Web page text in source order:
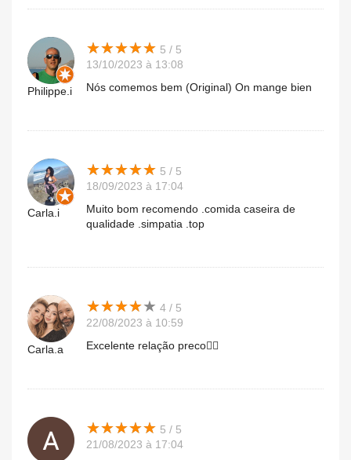
Philippe.i
★★★★★
★★★★★ 5 / 5
13/10/2023 à 13:08
Nós comemos bem (Original) On mange bien
Carla.i
★★★★★
★★★★★ 5 / 5
18/09/2023 à 17:04
Muito bom recomendo .comida caseira de
qualidade .simpatia .top
Carla.a
★★★★★
★★★★★ 4 / 5
22/08/2023 à 10:59
Excelente relação preco👌🏻
★★★★★
★★★★★ 5 / 5
21/08/2023 à 17:04